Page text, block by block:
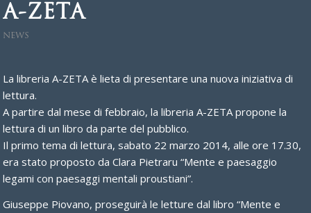
A-ZETA
NEWS
La libreria A-ZETA è lieta di presentare una nuova iniziativa di
lettura.
A partire dal mese di febbraio, la libreria A-ZETA propone la
lettura di un libro da parte del pubblico.
Il primo tema di lettura, sabato 22 marzo 2014, alle ore 17.30,
era stato proposto da Clara Pietraru “Mente e paesaggio
legami con paesaggi mentali proustiani”.
Giuseppe Piovano, proseguirà le letture dal libro “Mente e